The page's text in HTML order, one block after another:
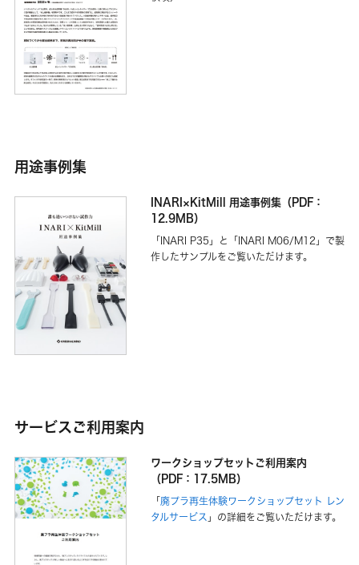
用途事例集
INARI×KitMill 用途事例集（PDF：
12.9MB）
「INARI P35」と「INARI M06/M12」で製
作したサンプルをご覧いただけます。
サービスご利用案内
ワークショップセットご利用案内
（PDF：17.5MB）
「 廃プラ再生体験ワークショップセット レン
タルサービス 」の詳細をご覧いただけます。